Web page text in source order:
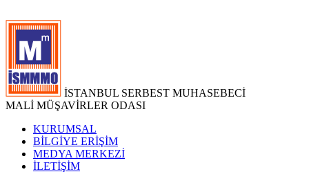
İSTANBUL SERBEST MUHASEBECİ
MALİ MÜŞAVİRLER ODASI
KURUMSAL
BİLGİYE ERİŞİM
MEDYA MERKEZİ
İLETİŞİM